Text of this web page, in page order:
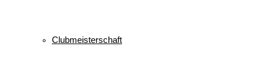
Clubmeisterschaft